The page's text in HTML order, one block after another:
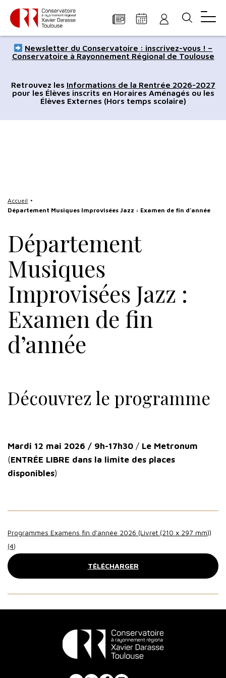
Panneau de gestion des cookies
Aller
au
principal
à
navigation
à
recherche
au
de
page
au
du
site
Newsletter du Conservatoire : inscrivez-vous ! –
Conservatoire à Rayonnement Régional de Toulouse
Retrouvez les Informations de la Rentrée 2026-2027
pour les Élèves inscrits en Horaires Aménagés ou les
Élèves Externes (Hors temps scolaire)
Accueil
Département Musiques Improvisées Jazz : Examen de fin d’année
Département
Musiques
Improvisées Jazz :
Examen de fin
d’année
Découvrez le programme
Mardi 12 mai 2026 / 9h-17h30 / Le Metronum
(ENTRÉE LIBRE dans la limite des places
disponibles)
Programmes Examens fin d’année 2026 (Livret (210 x 297 mm))
(4)
TÉLÉCHARGER